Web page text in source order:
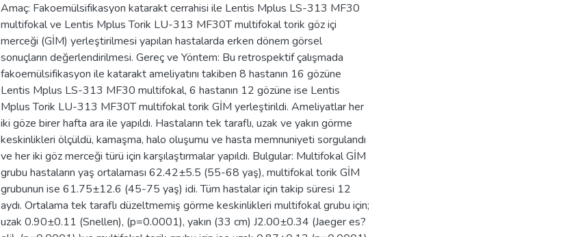
Amaç: Fakoemülsifikasyon katarakt cerrahisi ile Lentis Mplus LS-313 MF30
multifokal ve Lentis Mplus Torik LU-313 MF30T multifokal torik göz içi
merceği (GİM) yerleştirilmesi yapılan hastalarda erken dönem görsel
sonuçların değerlendirilmesi. Gereç ve Yöntem: Bu retrospektif çalışmada
fakoemülsifikasyon ile katarakt ameliyatını takiben 8 hastanın 16 gözüne
Lentis Mplus LS-313 MF30 multifokal, 6 hastanın 12 gözüne ise Lentis
Mplus Torik LU-313 MF30T multifokal torik GİM yerleştirildi. Ameliyatlar her
iki göze birer hafta ara ile yapıldı. Hastaların tek taraflı, uzak ve yakın görme
keskinlikleri ölçüldü, kamaşma, halo oluşumu ve hasta memnuniyeti sorgulandı
ve her iki göz merceği türü için karşılaştırmalar yapıldı. Bulgular: Multifokal GİM
grubu hastaların yaş ortalaması 62.42±5.5 (55-68 yaş), multifokal torik GİM
grubunun ise 61.75±12.6 (45-75 yaş) idi. Tüm hastalar için takip süresi 12
aydı. Ortalama tek taraflı düzeltmemiş görme keskinlikleri multifokal grubu için;
uzak 0.90±0.11 (Snellen), (p=0.0001), yakın (33 cm) J2.00±0.34 (Jaeger es?